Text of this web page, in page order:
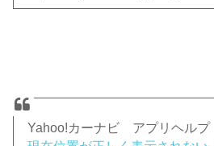
Yahoo!カーナビ アプリヘル